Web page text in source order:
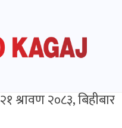
२१ श्रावण २०८३, बिहीबार